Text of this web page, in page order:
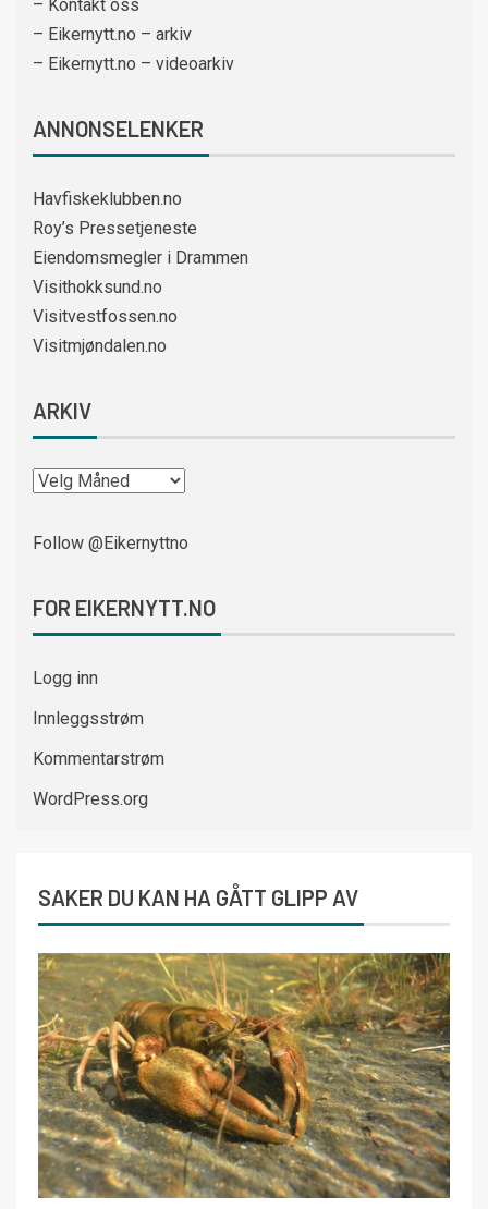
– Kontakt oss
– Eikernytt.no – arkiv
– Eikernytt.no – videoarkiv
ANNONSELENKER
Havfiskeklubben.no
Roy’s Pressetjeneste
Eiendomsmegler i Drammen
Visithokksund.no
Visitvestfossen.no
Visitmjøndalen.no
ARKIV
Follow @Eikernyttno
FOR EIKERNYTT.NO
Logg inn
Innleggsstrøm
Kommentarstrøm
WordPress.org
SAKER DU KAN HA GÅTT GLIPP AV